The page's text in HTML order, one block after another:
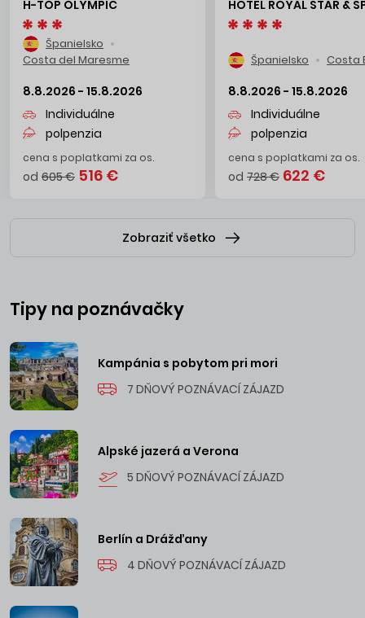
H-TOP OLYMPIC
Španielsko
Costa del Maresme
8.8.2026 - 15.8.2026
Individuálne
polpenzia
cena s poplatkami za os.
od 605 € 516 €
HOTEL ROYAL STAR &
Španielsko Costa
8.8.2026 - 15.8.2026
Individuálne
polpenzia
cena s poplatkami za os.
od 728 € 622 €
Zobraziť všetko
Tipy na poznávačky
Kampánia s pobytom pri mori
7 DŇOVÝ POZNÁVACÍ ZÁJAZD
Alpské jazerá a Verona
5 DŇOVÝ POZNÁVACÍ ZÁJAZD
Berlín a Drážďany
4 DŇOVÝ POZNÁVACÍ ZÁJAZD